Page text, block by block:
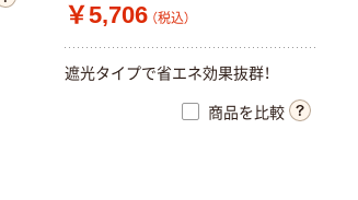
￥5,706 （税込）
遮光タイプで省エネ効果抜群！
商品を比較